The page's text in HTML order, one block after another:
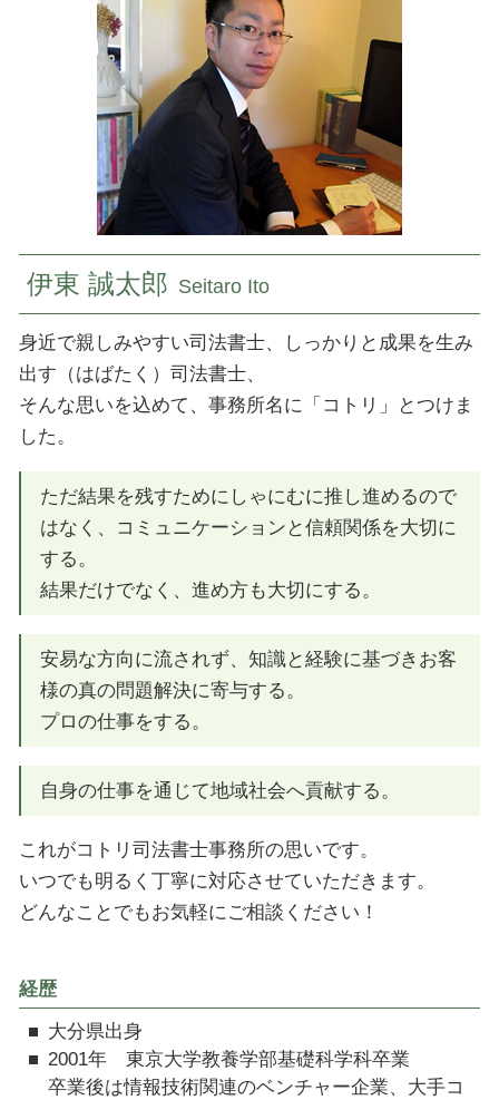
家族 信託 費用
相続 登記 必要 書類
抵当権 抹消 登記申請書
相続 登記 必要書類
所有権移転 登記費用
相続 国立市 司法書士
民事信託 山梨県 司法書士
相続 神奈川県 司法書士
相続 山梨県 司法書士
登記 神奈川県 司法書士
民事信託 埼玉県 司法書士
民事信託 国立市 司法書士
伊東 誠太郎 Seitaro Ito
身近で親しみやすい司法書士、しっかりと成果を生み
出す（はばたく）司法書士、
そんな思いを込めて、事務所名に「コトリ」とつけま
した。
ただ結果を残すためにしゃにむに推し進めるので
はなく、コミュニケーションと信頼関係を大切に
する。
結果だけでなく、進め方も大切にする。
安易な方向に流されず、知識と経験に基づきお客
様の真の問題解決に寄与する。
プロの仕事をする。
自身の仕事を通じて地域社会へ貢献する。
これがコトリ司法書士事務所の思いです。
いつでも明るく丁寧に対応させていただきます。
どんなことでもお気軽にご相談ください！
経歴
大分県出身
2001年 東京大学教養学部基礎科学科卒業
卒業後は情報技術関連のベンチャー企業、大手コ